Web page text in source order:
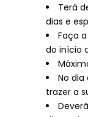
Terá
dias e
Faça
do início
No
trazer a